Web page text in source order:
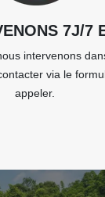
7J/7
intervenons
via le
appeler.